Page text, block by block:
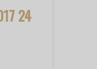
24